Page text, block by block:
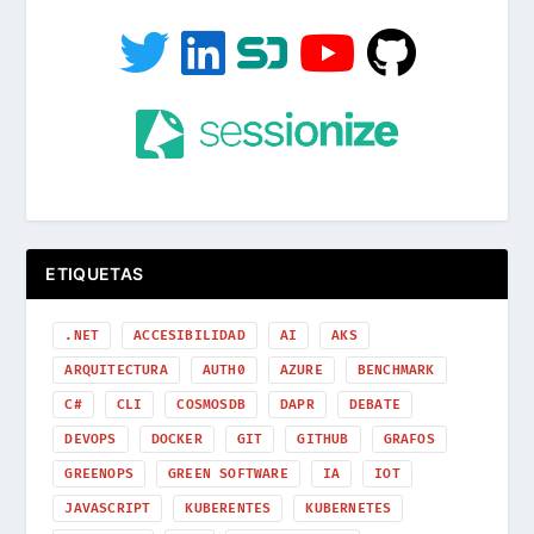
ETIQUETAS
.NET ACCESIBILIDAD AI AKS
ARQUITECTURA AUTH0 AZURE BENCHMARK
C# CLI COSMOSDB DAPR DEBATE
DEVOPS DOCKER GIT GITHUB GRAFOS
GREENOPS GREEN SOFTWARE IA IOT
JAVASCRIPT KUBERENTES KUBERNETES